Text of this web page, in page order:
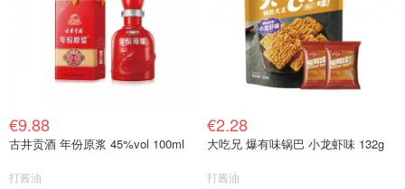
€9.88
古井贡酒 年份原浆 45%vol 100ml
打酱油
€2.28
大吃兄 爆有味锅巴 小龙虾味 132g
打酱油